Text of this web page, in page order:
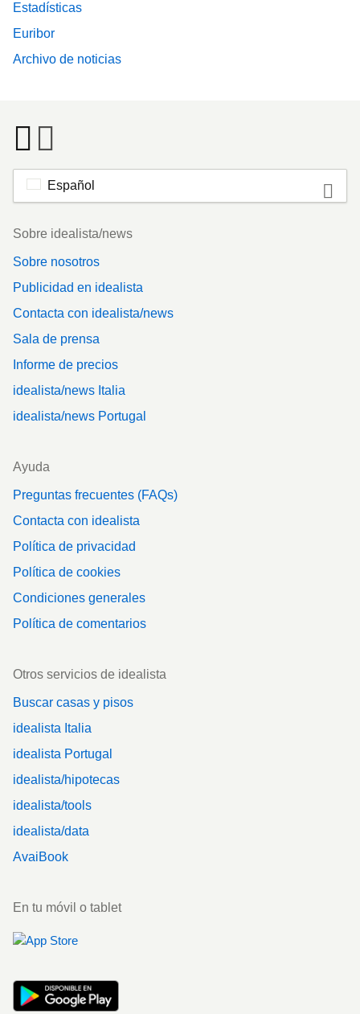
Estadísticas
Euribor
Archivo de noticias
Español
Footer
Sobre idealista/news
Sobre nosotros
Publicidad en idealista
Contacta con idealista/news
Sala de prensa
Informe de precios
idealista/news Italia
idealista/news Portugal
Ayuda
Preguntas frecuentes (FAQs)
Contacta con idealista
Política de privacidad
Política de cookies
Condiciones generales
Política de comentarios
Otros servicios de idealista
Buscar casas y pisos
idealista Italia
idealista Portugal
idealista/hipotecas
idealista/tools
idealista/data
AvaiBook
En tu móvil o tablet